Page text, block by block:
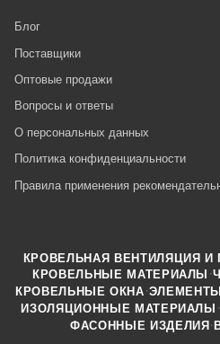
Блог
Поставщики
Оптовые продажи
Вопросы и ответы
О персональных данных
Политика конфиденциальности
Правила применения
КРОВЕЛЬНАЯ ВЕНТИЛЯЦИЯ
КРОВЕЛЬНЫЕ МАТЕРИАЛЫ ·
КРОВЕЛЬНЫЕ ОКНА ·
ИЗОЛЯЦИОННЫЕ МАТЕРИАЛЫ ·
ФАСОННЫЕ ИЗДЕЛИЯ·